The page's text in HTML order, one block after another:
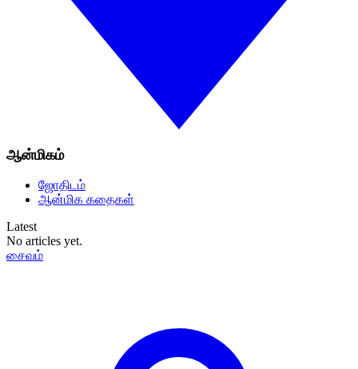
ஆன்மிகம்
ஜோதிடம்
ஆன்மிக கதைகள்
Latest
No articles yet.
சைவம்